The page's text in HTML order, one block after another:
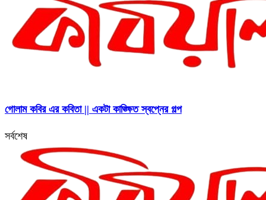
গোলাম কবির এর কবিতা || একটা কাঙ্ক্ষিত স্বপ্নের গল্প
সর্বশেষ